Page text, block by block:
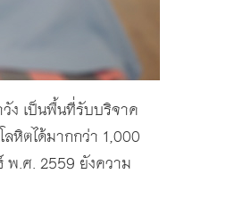
ง เป็นพื้นที่รับบริจาค
หิตได้มากกว่า 1,000
พ.ศ. 2559 ยังความ